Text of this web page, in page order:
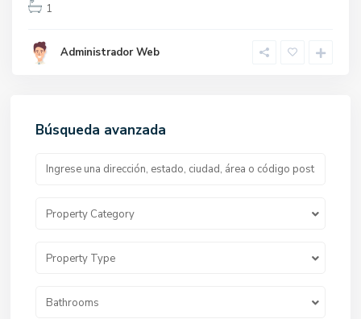
1
Administrador Web
Búsqueda avanzada
Property Category
Property Type
Bathrooms